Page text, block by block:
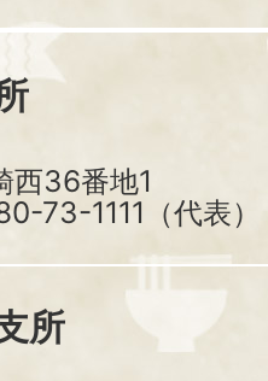
西36番地1
73-1111（代表）
所